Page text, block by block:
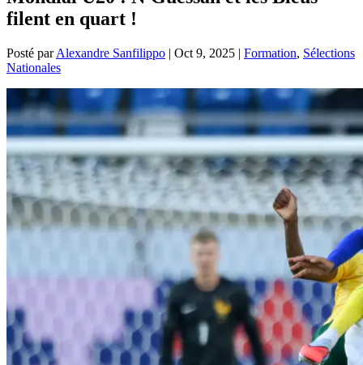
filent en quart !
Posté parAlexandre Sanfilippo | Oct 9, 2025 | Formation, Sélections
Nationales